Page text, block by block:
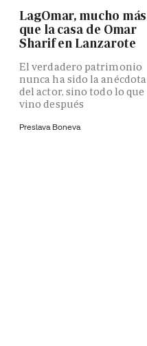
LagOmar, mucho más
que la casa de Omar
Sharif en Lanzarote
El verdadero patrimonio
nunca ha sido la anécdota
del actor, sino todo lo que
vino después
Preslava Boneva